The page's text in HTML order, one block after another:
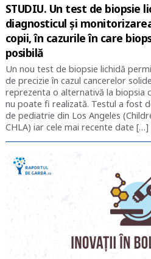
STUDIU. Un test de biopsie
diagnosticul şi
copii, în cazurile în care
posibilă
Un nou test de biopsie lichidă
de precizie în cazul cancerelor
reprezenta o alternativă la biopsia
nu poate fi realizată. Testul a fost
de pediatrie din Los Angeles
CHLA) iar cele mai recente date […]